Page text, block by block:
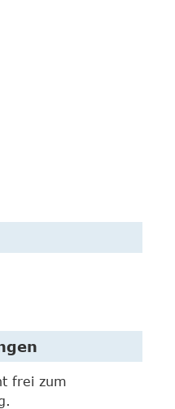
frei zum